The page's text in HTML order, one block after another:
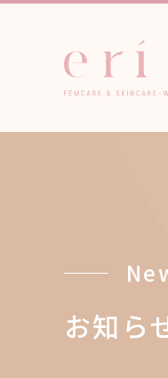
お知ら